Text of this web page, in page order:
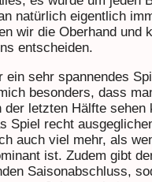
natürlich eigentlich
wir die Oberhand und
entscheiden.
ein sehr spannendes
besonders, dass
der letzten Hälfte sehen
Spiel recht
auch viel mehr, als
ist. Zudem gibt
Saisonabschluss,